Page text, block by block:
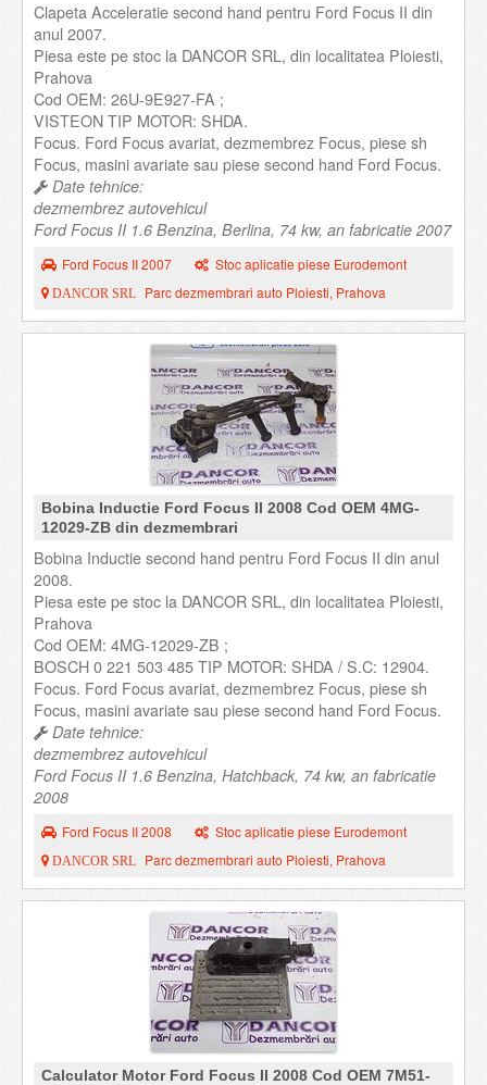
Clapeta Acceleratie second hand pentru Ford Focus II din
anul 2007.
Piesa este pe stoc la DANCOR SRL, din localitatea Ploiesti,
Prahova
Cod OEM: 26U-9E927-FA ;
VISTEON TIP MOTOR: SHDA.
Focus. Ford Focus avariat, dezmembrez Focus, piese sh
Focus, masini avariate sau piese second hand Ford Focus.
Date tehnice:
dezmembrez autovehicul
Ford Focus II 1.6 Benzina, Berlina, 74 kw, an fabricatie 2007
Ford Focus II 2007 Stoc aplicatie piese Eurodemont
DANCOR SRL Parc dezmembrari auto Ploiesti, Prahova
Bobina Inductie Ford Focus II 2008 Cod OEM 4MG-
12029-ZB din dezmembrari
Bobina Inductie second hand pentru Ford Focus II din anul
2008.
Piesa este pe stoc la DANCOR SRL, din localitatea Ploiesti,
Prahova
Cod OEM: 4MG-12029-ZB ;
BOSCH 0 221 503 485 TIP MOTOR: SHDA / S.C: 12904.
Focus. Ford Focus avariat, dezmembrez Focus, piese sh
Focus, masini avariate sau piese second hand Ford Focus.
Date tehnice:
dezmembrez autovehicul
Ford Focus II 1.6 Benzina, Hatchback, 74 kw, an fabricatie
2008
Ford Focus II 2008 Stoc aplicatie piese Eurodemont
DANCOR SRL Parc dezmembrari auto Ploiesti, Prahova
Calculator Motor Ford Focus II 2008 Cod OEM 7M51-